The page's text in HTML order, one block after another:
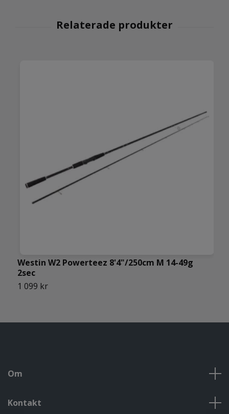
Westin W2 Powerteez 8'4"/250cm M 14-49g
2sec
1 099 kr
Om
Kontakt